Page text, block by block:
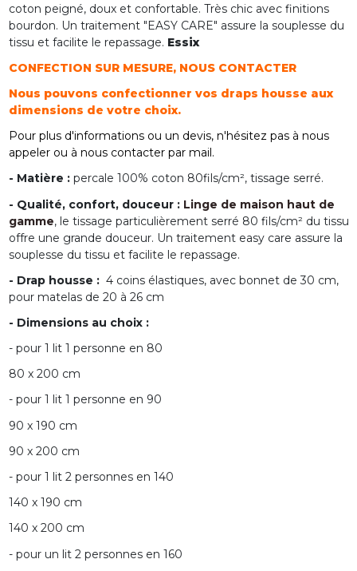
coton peigné, doux et confortable. Très chic avec finitions
bourdon. Un traitement "EASY CARE" assure la souplesse du
tissu et facilite le repassage. Essix
CONFECTION SUR MESURE, NOUS CONTACTER
Nous pouvons confectionner vos draps housse aux
dimensions de votre choix.
Pour plus d'informations ou un devis, n'hésitez pas à nous
appeler ou à nous contacter par mail.
- Matière : percale 100% coton 80fils/cm², tissage serré.
- Qualité, confort, douceur : Linge de maison haut de
gamme, le tissage particulièrement serré 80 fils/cm² du tissu
offre une grande douceur. Un traitement easy care assure la
souplesse du tissu et facilite le repassage.
- Drap housse : 4 coins élastiques, avec bonnet de 30 cm,
pour matelas de 20 à 26 cm
- Dimensions au choix :
- pour 1 lit 1 personne en 80
80 x 200 cm
- pour 1 lit 1 personne en 90
90 x 190 cm
90 x 200 cm
- pour 1 lit 2 personnes en 140
140 x 190 cm
140 x 200 cm
- pour un lit 2 personnes en 160